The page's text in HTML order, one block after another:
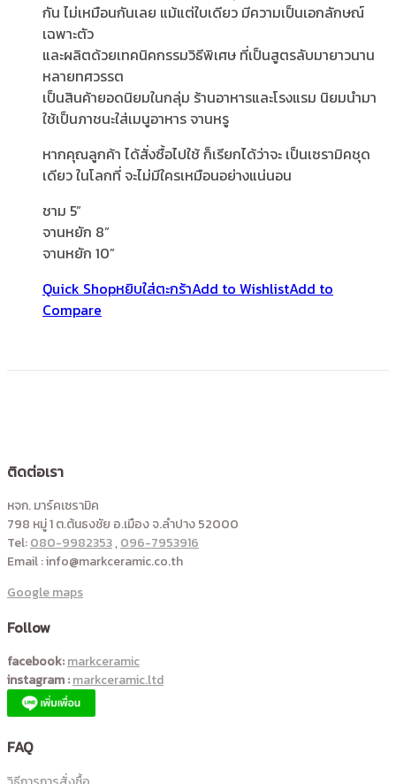
กัน ไม่เหมือนกันเลย แม้แต่ใบเดียว มีความเป็นเอกลักษณ์
เฉพาะตัว
และผลิตด้วยเทคนิคกรรมวิธีพิเศษ ที่เป็นสูตรลับมายาวนาน
หลายทศวรรต
เป็นสินค้ายอดนิยมในกลุ่ม ร้านอาหารและโรงแรม นิยมนำมา
ใช้เป็นภาชนะใส่เมนูอาหาร จานหรู
หากคุณลูกค้า ได้สั่งซื้อไปใช้ ก็เรียกได้ว่าจะ เป็นเซรามิคชุด
เดียว ในโลกที่ จะไม่มีใครเหมือนอย่างแน่นอน
ชาม 5”
จานหยัก 8”
จานหยัก 10”
Quick Shopหยิบใส่ตะกร้าAdd to WishlistAdd to
Compare
ติดต่อเรา
หจก. มาร์คเซรามิค
798 หมู่ 1 ต.ต้นธงชัย อ.เมือง จ.ลำปาง 52000
Tel:080-9982353,096-7953916
Email : info@markceramic.co.th
Google maps
Follow
facebook:markceramic
instagram :markceramic.ltd
FAQ